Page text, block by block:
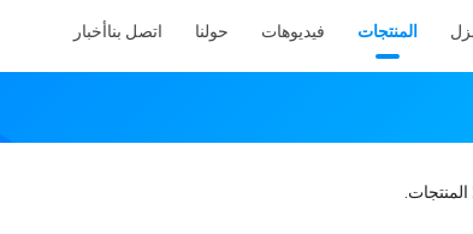
المنتجات فيديوهات حولنا اتصل بناأخبار
المنتجات.